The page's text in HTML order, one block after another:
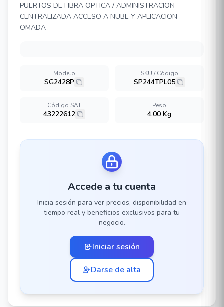
PUERTOS DE FIBRA OPTICA / ADMINISTRACION
CENTRALIZADA ACCESO A NUBE Y APLICACION
OMADA
Modelo
SG2428P
SKU / Código
SP244TPL05
Código SAT
43222612
Peso
4.00 Kg
Accede a tu cuenta
Inicia sesión para ver precios, disponibilidad en
tiempo real y beneficios exclusivos para tu
negocio.
Iniciar sesión
Darse de alta